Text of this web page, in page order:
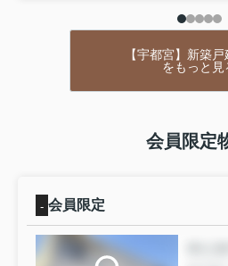
産購入をお考えであれば、お気軽
【宇都宮】新築
をもっと見
会員限定
- 会員限定